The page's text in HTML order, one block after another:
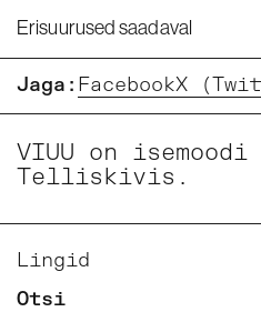
Erisuurused saadaval
Jaga: FacebookX
VIUU on
Telliskivis.
Lingid
Otsi